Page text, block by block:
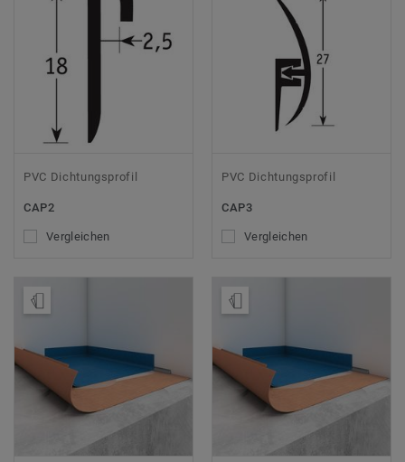
PVC Dichtungsprofil
CAP2
Vergleichen
PVC Dichtungsprofil
CAP3
Vergleichen